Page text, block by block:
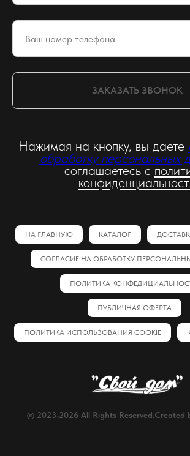
ЗАКАЗАТЬ ЗВОНОК
Нажимая на кнопку, вы даете
обработку персональных
соглашаетесь c
НА ГЛАВНУЮ КАТАЛОГ
СОГЛАСИЕ НА ОБРАБОТКУ
ПОЛИТИКА
ПУБЛИЧНАЯ ОФЕРТА
ПОЛИТИКА ИСПОЛЬЗОВАНИЯ COOKIE
© 2023-2026 All Rights Reserved.Created